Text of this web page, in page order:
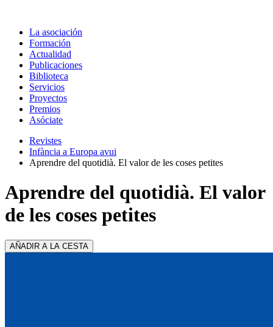
La asociación
Formación
Actualidad
Publicaciones
Biblioteca
Servicios
Proyectos
Premios
Asóciate
Revistes
Infància a Europa avui
Aprendre del quotidià. El valor de les coses petites
Aprendre del quotidià. El valor
de les coses petites
AÑADIR A LA CESTA